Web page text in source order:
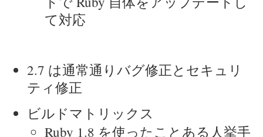
て対応
2.7 は通常通りバグ修正とセキュリ
ティ修正
ビルドマトリックス
Ruby 1.8 を使ったことある人挙手